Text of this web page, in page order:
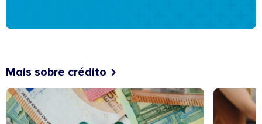
Mais sobre crédito